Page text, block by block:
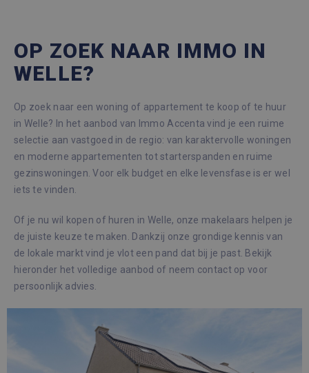
OP ZOEK NAAR IMMO IN
WELLE?
Op zoek naar een woning of appartement te koop of te huur
in Welle? In het aanbod van Immo Accenta vind je een ruime
selectie aan vastgoed in de regio: van karaktervolle woningen
en moderne appartementen tot starterspanden en ruime
gezinswoningen. Voor elk budget en elke levensfase is er wel
iets te vinden.
Of je nu wil kopen of huren in Welle, onze makelaars helpen je
de juiste keuze te maken. Dankzij onze grondige kennis van
de lokale markt vind je vlot een pand dat bij je past. Bekijk
hieronder het volledige aanbod of neem contact op voor
persoonlijk advies.